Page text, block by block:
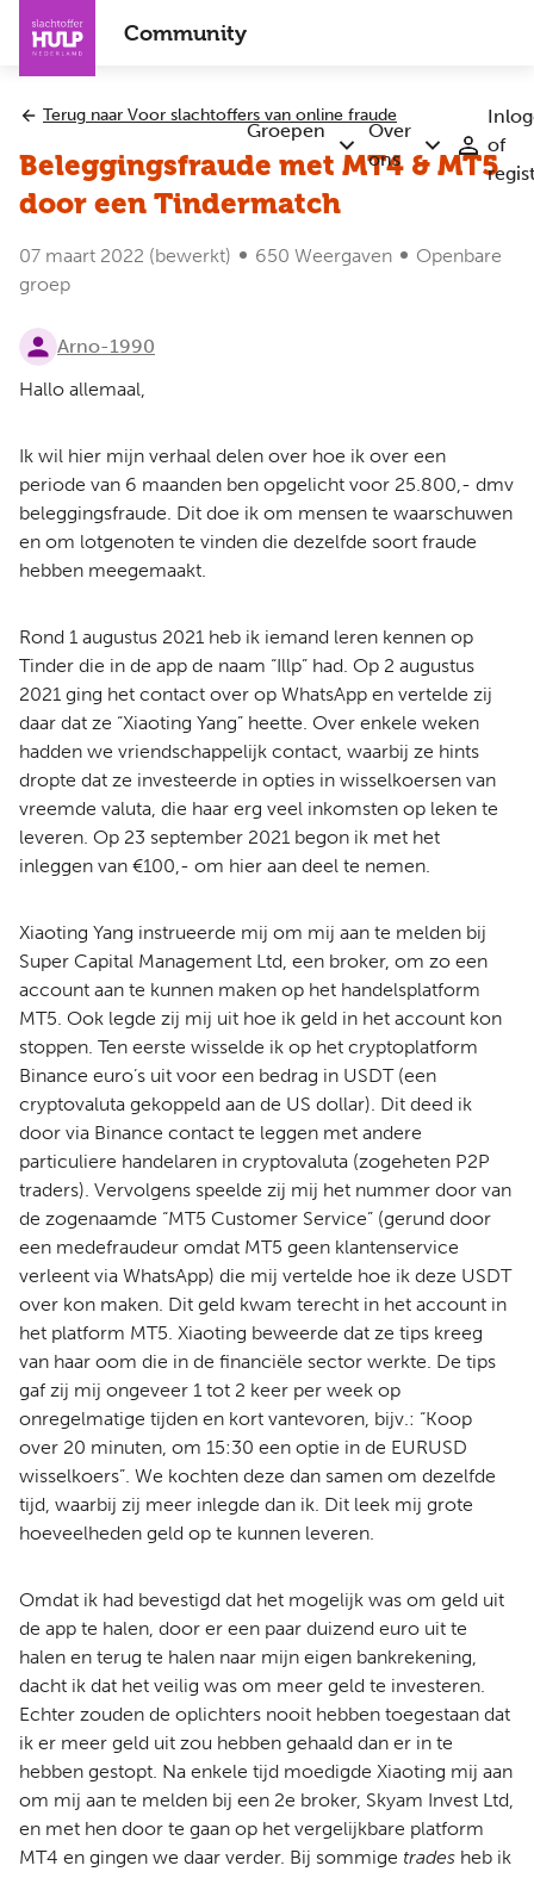
Overslaan
naar
inhoud
gaan
Community
Groepen
Submenu
Groepen
Over
ons
Submenu
Over
of
Terug naar Voor slachtoffers van online fraude
Beleggingsfraude met MT4 & MT5
door een Tindermatch
07 maart 2022 (bewerkt) 650 Weergaven
Openbare
groep
Arno-1990
Hallo allemaal,
Ik wil hier mijn verhaal delen over hoe ik over een
periode van 6 maanden ben opgelicht voor 25.800,- dmv
beleggingsfraude. Dit doe ik om mensen te waarschuwen
en om lotgenoten te vinden die dezelfde soort fraude
hebben meegemaakt.
Rond 1 augustus 2021 heb ik iemand leren kennen op
Tinder die in de app de naam “Illp” had. Op 2 augustus
2021 ging het contact over op WhatsApp en vertelde zij
daar dat ze “Xiaoting Yang” heette. Over enkele weken
hadden we vriendschappelijk contact, waarbij ze hints
dropte dat ze investeerde in opties in wisselkoersen van
vreemde valuta, die haar erg veel inkomsten op leken te
leveren. Op 23 september 2021 begon ik met het
inleggen van €100,- om hier aan deel te nemen.
Xiaoting Yang instrueerde mij om mij aan te melden bij
Super Capital Management Ltd, een broker, om zo een
account aan te kunnen maken op het handelsplatform
MT5. Ook legde zij mij uit hoe ik geld in het account kon
stoppen. Ten eerste wisselde ik op het cryptoplatform
Binance euro’s uit voor een bedrag in USDT (een
cryptovaluta gekoppeld aan de US dollar). Dit deed ik
door via Binance contact te leggen met andere
particuliere handelaren in cryptovaluta (zogeheten P2P
traders). Vervolgens speelde zij mij het nummer door van
de zogenaamde “MT5 Customer Service” (gerund door
een medefraudeur omdat MT5 geen klantenservice
verleent via WhatsApp) die mij vertelde hoe ik deze USDT
over kon maken. Dit geld kwam terecht in het account in
het platform MT5. Xiaoting beweerde dat ze tips kreeg
van haar oom die in de financiële sector werkte. De tips
gaf zij mij ongeveer 1 tot 2 keer per week op
onregelmatige tijden en kort vantevoren, bijv.: “Koop
over 20 minuten, om 15:30 een optie in de EURUSD
wisselkoers”. We kochten deze dan samen om dezelfde
tijd, waarbij zij meer inlegde dan ik. Dit leek mij grote
hoeveelheden geld op te kunnen leveren.
Omdat ik had bevestigd dat het mogelijk was om geld uit
de app te halen, door er een paar duizend euro uit te
halen en terug te halen naar mijn eigen bankrekening,
dacht ik dat het veilig was om meer geld te investeren.
Echter zouden de oplichters nooit hebben toegestaan dat
ik er meer geld uit zou hebben gehaald dan er in te
hebben gestopt. Na enkele tijd moedigde Xiaoting mij aan
om mij aan te melden bij een 2e broker, Skyam Invest Ltd,
en met hen door te gaan op het vergelijkbare platform
MT4 en gingen we daar verder. Bij sommige trades heb ik